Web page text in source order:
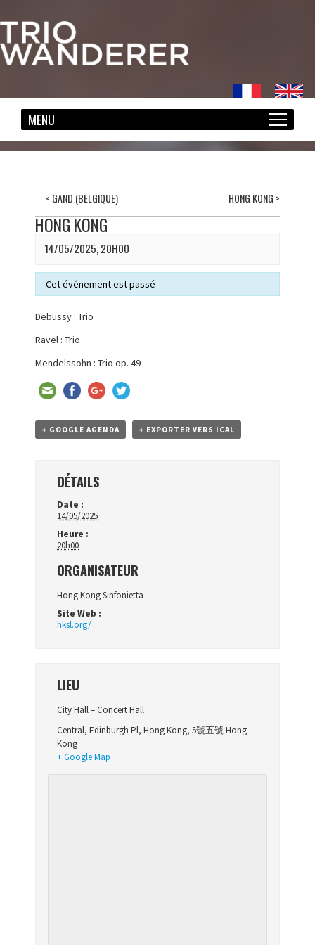
< GAND (BELGIQUE) HONG KONG >
HONG KONG
14/05/2025, 20H00
Cet événement est passé
Debussy : Trio
Ravel : Trio
Mendelssohn : Trio op. 49
+ GOOGLE AGENDA + EXPORTER VERS ICAL
DÉTAILS
Date :
14/05/2025
Heure :
20h00
ORGANISATEUR
Hong Kong Sinfonietta
Site Web :
hksl.org/
LIEU
City Hall – Concert Hall
Central, Edinburgh Pl, Hong Kong, 5號五號Hong
Kong
+ Google Map